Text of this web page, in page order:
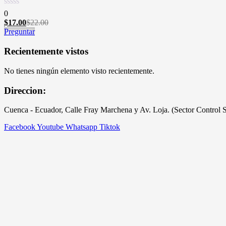
0
$17.00El
precio
es:
$22.00
era:
Preguntar
Recientemente vistos
No tienes ningún elemento visto recientemente.
Direccion:
Cuenca - Ecuador, Calle Fray Marchena y Av. Loja. (Sector Control
FacebookYoutube Whatsapp Tiktok